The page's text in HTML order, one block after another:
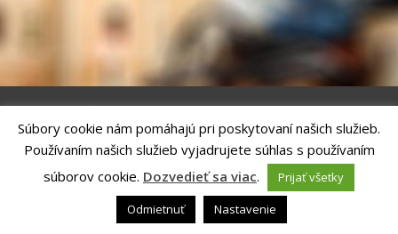
Riešenie ANTIK SMART CITY
| Technický prevádzkovateľ – MVI
Technology, s.r.o.
Správca webového sídla: Mesto Kežmarok, Hlavné námestie, 060 01
Kežmarok, tel.: +421524660111
podatelna@kezmarok.sk,|Vyhlásenie o prístupnosti
Ochrana osobných údajov
Súbory cookie nám pomáhajú pri poskytovaní našich služieb.
Používaním našich služieb vyjadrujete súhlas s používaním
súborov cookie. Dozvedieť sa viac.
Prijať všetky
Odmietnuť
Nastavenie